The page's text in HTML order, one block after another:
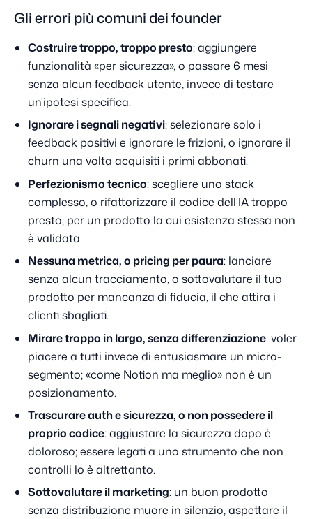
Gli errori più comuni dei founder
Costruire troppo, troppo presto: aggiungere
funzionalità «per sicurezza», o passare 6 mesi
senza alcun feedback utente, invece di testare
un'ipotesi specifica.
Ignorare i segnali negativi: selezionare solo i
feedback positivi e ignorare le frizioni, o ignorare il
churn una volta acquisiti i primi abbonati.
Perfezionismo tecnico: scegliere uno stack
complesso, o rifattorizzare il codice dell'IA troppo
presto, per un prodotto la cui esistenza stessa non
è validata.
Nessuna metrica, o pricing per paura: lanciare
senza alcun tracciamento, o sottovalutare il tuo
prodotto per mancanza di fiducia, il che attira i
clienti sbagliati.
Mirare troppo in largo, senza differenziazione: voler
piacere a tutti invece di entusiasmare un micro-
segmento; «come Notion ma meglio» non è un
posizionamento.
Trascurare auth e sicurezza, o non possedere il
proprio codice: aggiustare la sicurezza dopo è
doloroso; essere legati a uno strumento che non
controlli lo è altrettanto.
Sottovalutare il marketing: un buon prodotto
senza distribuzione muore in silenzio, aspettare il